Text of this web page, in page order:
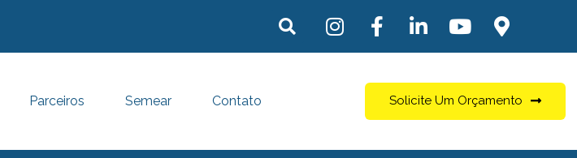
Parceiros Semear Contato Solicite Um Orçamento